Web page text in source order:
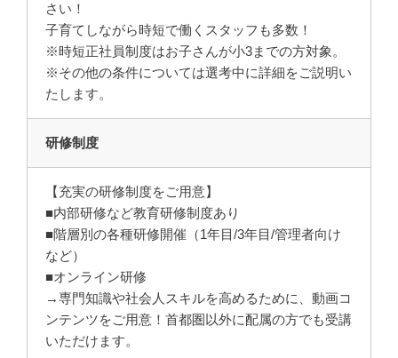
さい！
子育てしながら時短で働くスタッフも多数！
※時短正社員制度はお子さんが小3までの方対象。
※その他の条件については選考中に詳細をご説明い
たします。
研修制度
【充実の研修制度をご用意】
■内部研修など教育研修制度あり
■階層別の各種研修開催（1年目/3年目/管理者向け
など）
■オンライン研修
→専門知識や社会人スキルを高めるために、動画コ
ンテンツをご用意！首都圏以外に配属の方でも受講
いただけます。